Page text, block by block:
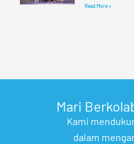
Read More »
Mari
Kami
dalam